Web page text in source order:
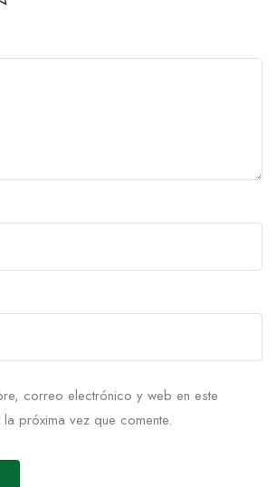
correo electrónico y web en este
próxima vez que comente.